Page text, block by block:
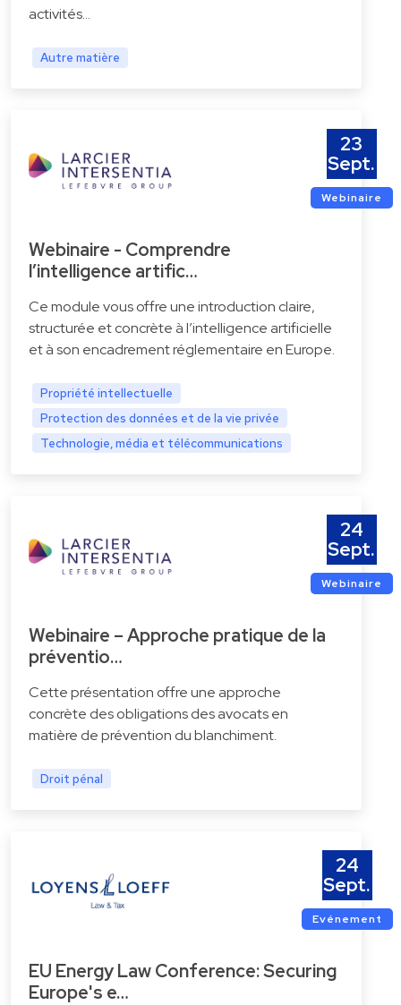
activités…
Autre matière
23
Sept.
Webinaire
Webinaire - Comprendre
l’intelligence artific…
Ce module vous offre une introduction claire,
structurée et concrète à l’intelligence artificielle
et à son encadrement réglementaire en Europe.
Propriété intellectuelle
Protection des données et de la vie privée
Technologie, média et télécommunications
24
Sept.
Webinaire
Webinaire – Approche pratique de la
préventio…
Cette présentation offre une approche
concrète des obligations des avocats en
matière de prévention du blanchiment.
Droit pénal
24
Sept.
Evénement
EU Energy Law Conference: Securing
Europe's e…